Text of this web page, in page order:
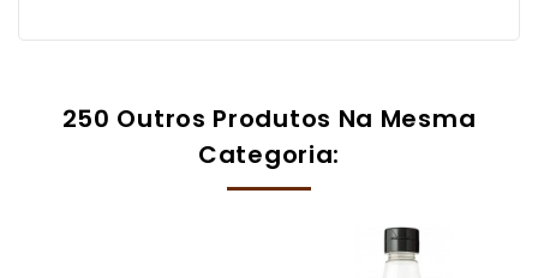
250 Outros Produtos Na Mesma
Categoria: